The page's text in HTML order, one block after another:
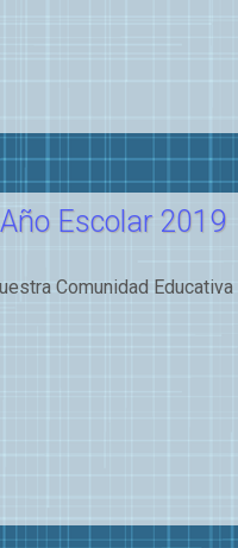
Escolar 2019
Comunidad Educativa